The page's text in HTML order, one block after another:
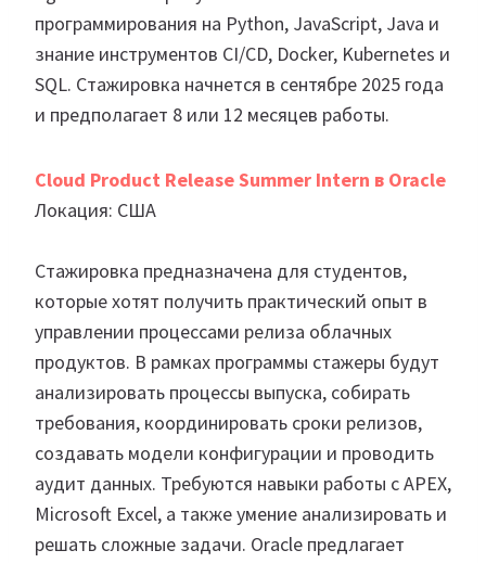
программирования на Python, JavaScript, Java и
знание инструментов CI/CD, Docker, Kubernetes и
SQL. Стажировка начнется в сентябре 2025 года
и предполагает 8 или 12 месяцев работы.
Cloud Product Release Summer Intern в Oracle
Локация: США
Стажировка предназначена для студентов,
которые хотят получить практический опыт в
управлении процессами релиза облачных
продуктов. В рамках программы стажеры будут
анализировать процессы выпуска, собирать
требования, координировать сроки релизов,
создавать модели конфигурации и проводить
аудит данных. Требуются навыки работы с APEX,
Microsoft Excel, а также умение анализировать и
решать сложные задачи. Oracle предлагает